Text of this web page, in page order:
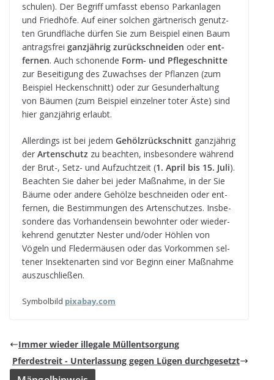
schu­len). Der Begriff umfasst ebenso Park­an­la­gen
und Fried­höfe. Auf einer sol­chen gärt­ne­risch genutz­
ten Grund­flä­che dür­fen Sie zum Bei­spiel einen Baum
antrags­frei ganz­jäh­rig zurück­schnei­den oder ent­
fer­nen. Auch scho­nende Form- und Pfle­ge­schnitte
zur Besei­ti­gung des Zuwach­ses der Pflan­zen (zum
Bei­spiel Hecken­schnitt) oder zur Gesund­erhal­tung
von Bäu­men (zum Bei­spiel ein­zel­ner toter Äste) sind
hier ganz­jäh­rig erlaubt.
Aller­dings ist bei jedem Gehölz­rück­schnitt ganz­jäh­rig
der Arten­schutz zu beach­ten, ins­be­son­dere wäh­rend
der Brut-, Setz- und Auf­zucht­zeit (1. April bis 15. Juli).
Beach­ten Sie daher bei jeder Maß­nahme, in der Sie
Bäume oder andere Gehölze beschnei­den oder ent­
fer­nen, die Bestim­mun­gen des Arten­schut­zes. Ins­be­
son­dere das Vor­han­den­sein bewohn­ter oder wie­der­
keh­rend genutz­ter Nes­ter und/oder Höh­len von
Vögeln und Fle­der­mäu­sen oder das Vor­kom­men sel­
te­ner Insek­ten­ar­ten sind vor Beginn einer Maß­nahme
auszuschließen.
Sym­bol­bild pix​a​bay​.com
Immer wie­der ille­gale Müllentsorgung
Pfer­de­streit - Unter­las­sung gegen Lügen durchgesetzt